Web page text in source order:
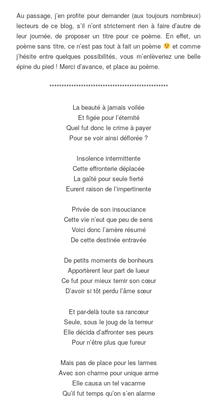
Au passage, j’en profite pour demander (aux toujours nombreux)
lecteurs de ce blog, s’il n’ont strictement rien à faire d’autre de
leur journée, de proposer un titre pour ce poème. En effet, un
poème sans titre, ce n’est pas tout à fait un poème
et comme
j’hésite entre quelques possibilités, vous m’enlèveriez une belle
épine du pied ! Merci d’avance, et place au poème.
*************************************************
La beauté à jamais voilée
Et figée pour l’éternité
Quel fut donc le crime à payer
Pour se voir ainsi déflorée ?
Insolence intermittente
Cette effronterie déplacée
La gaîté pour seule fierté
Eurent raison de l’impertinente
Privée de son insouciance
Cette vie n’eut que peu de sens
Voici donc l’amère résumé
De cette destinée entravée
De petits moments de bonheurs
Apportèrent leur part de lueur
Ce fut pour mieux ternir son cœur
D’avoir si tôt perdu l’âme sœur
Et par-delà toute sa rancœur
Seule, sous le joug de la terreur
Elle décida d’affronter ses peurs
Pour n’être plus que fureur
Mais pas de place pour les larmes
Avec son charme pour unique arme
Elle causa un tel vacarme
Qu’il fut temps qu’on s’en alarme